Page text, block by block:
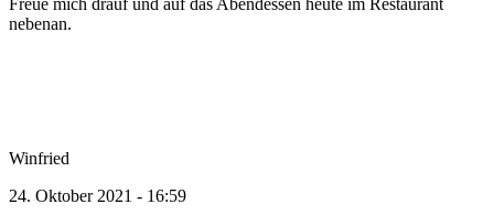
Freue mich drauf und auf das Abendessen heute im Restaurant
nebenan.
Winfried
24. Oktober 2021 - 16:59